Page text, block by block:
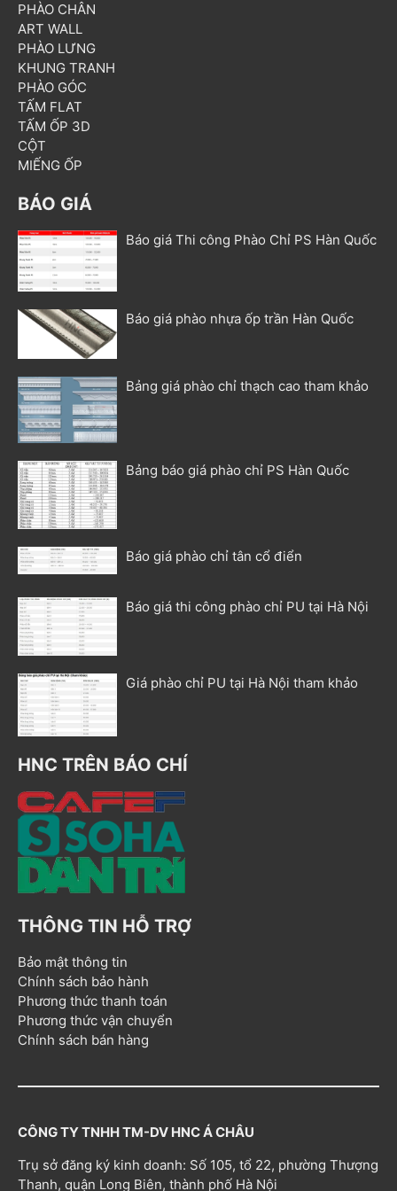
PHÀO CHÂN
ART WALL
PHÀO LƯNG
KHUNG TRANH
PHÀO GÓC
TẤM FLAT
TẤM ỐP 3D
CỘT
MIẾNG ỐP
BÁO GIÁ
Báo giá Thi công Phào Chỉ PS Hàn Quốc
Báo giá phào nhựa ốp trần Hàn Quốc
Bảng giá phào chỉ thạch cao tham khảo
Bảng báo giá phào chỉ PS Hàn Quốc
Báo giá phào chỉ tân cổ điển
Báo giá thi công phào chỉ PU tại Hà Nội
Giá phào chỉ PU tại Hà Nội tham khảo
HNC TRÊN BÁO CHÍ
THÔNG TIN HỖ TRỢ
Bảo mật thông tin
Chính sách bảo hành
Phương thức thanh toán
Phương thức vận chuyển
Chính sách bán hàng
CÔNG TY TNHH TM-DV HNC Á CHÂU
Trụ sở đăng ký kinh doanh: Số 105, tổ 22, phường Thượng
Thanh, quận Long Biên, thành phố Hà Nội